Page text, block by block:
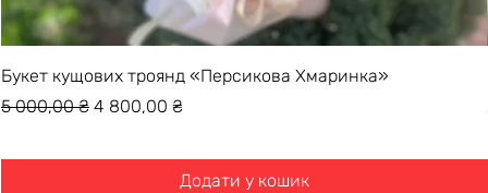
Букет кущових троянд «Персикова Хмаринка»
Звичайна ціна
5 000,00 ₴ За розпродажем
4 800,00 ₴
Додати у кошик